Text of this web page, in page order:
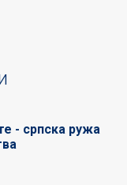
- српска ружа